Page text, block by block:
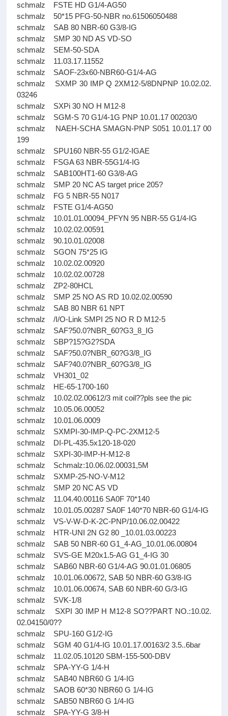
schmalz FSTE HD G1/4-AG50
schmalz 50*15 PFG-50-NBR no.61506050488
schmalz SAB 80 NBR-60 G3/8-IG
schmalz SMP 30 ND AS VD-SO
schmalz SEM-50-SDA
schmalz 11.03.17.11552
schmalz SAOF-23x60-NBR60-G1/4-AG
schmalz SXMP 30 IMP Q 2XM12-5/8DNPNP 10.02.02.
03246
schmalz SXPi 30 NO H M12-8
schmalz SGM-S 70 G1/4-1G PNP 10.01.17 00203/0
schmalz NAEH-SCHA SMAGN-PNP S051 10.01.17 00
199
schmalz SPU160 NBR-55 G1/2-IGAE
schmalz FSGA 63 NBR-55G1/4-IG
schmalz SAB100HT1-60 G3/8-AG
schmalz SMP 20 NC AS target price 205?
schmalz FG 5 NBR-55 N017
schmalz FSTE G1/4-AG50
schmalz 10.01.01.00094_PFYN 95 NBR-55 G1/4-IG
schmalz 10.02.02.00591
schmalz 90.10.01.02008
schmalz SGON 75*25 IG
schmalz 10.02.02.00920
schmalz 10.02.02.00728
schmalz ZP2-80HCL
schmalz SMP 25 NO AS RD 10.02.02.00590
schmalz SAB 80 NBR 61 NPT
schmalz /I/O-Link SMPI 25 NO R D M12-5
schmalz SAF?50.0?NBR_60?G3_8_IG
schmalz SBP?15?G2?SDA
schmalz SAF?50.0?NBR_60?G3/8_IG
schmalz SAF?40.0?NBR_60?G3/8_IG
schmalz VH301_02
schmalz HE-65-1700-160
schmalz 10.02.02.00612/3 mit coil??pls see the pic
schmalz 10.05.06.00052
schmalz 10.01.06.0009
schmalz SXMPI-30-IMP-Q-PC-2XM12-5
schmalz DI-PL-435.5x120-18-020
schmalz SXPI-30-IMP-H-M12-8
schmalz Schmalz:10.06.02.00031,5M
schmalz SXMP-25-NO-V-M12
schmalz SMP 20 NC AS VD
schmalz 11.04.40.00116 SA0F 70*140
schmalz 10.01.05.00287 SA0F 140*70 NBR-60 G1/4-IG
schmalz VS-V-W-D-K-2C-PNP/10.06.02.00422
schmalz HTR-UNI 2N G2 80 _10.01.03.00223
schmalz SAB 50 NBR-60 G1_4-AG_10.01.06.00804
schmalz SVS-GE M20x1.5-AG G1_4-IG 30
schmalz SAB60 NBR-60 G1/4-AG 90.01.01.06805
schmalz 10.01.06.00672, SAB 50 NBR-60 G3/8-IG
schmalz 10.01.06.00674, SAB 60 NBR-60 G/3-IG
schmalz SVK-1/8
schmalz SXPI 30 IMP H M12-8 SO??PART NO.:10.02.
02.04150/0??
schmalz SPU-160 G1/2-IG
schmalz SGM 40 G1/4-IG 10.01.17.00163/2 3.5..6bar
schmalz 11.02.05.10120 SBM-155-500-DBV
schmalz SPA-YY-G 1/4-H
schmalz SAB40 NBR60 G 1/4-IG
schmalz SAOB 60*30 NBR60 G 1/4-IG
schmalz SAB50 NBR60 G 1/4-IG
schmalz SPA-YY-G 3/8-H